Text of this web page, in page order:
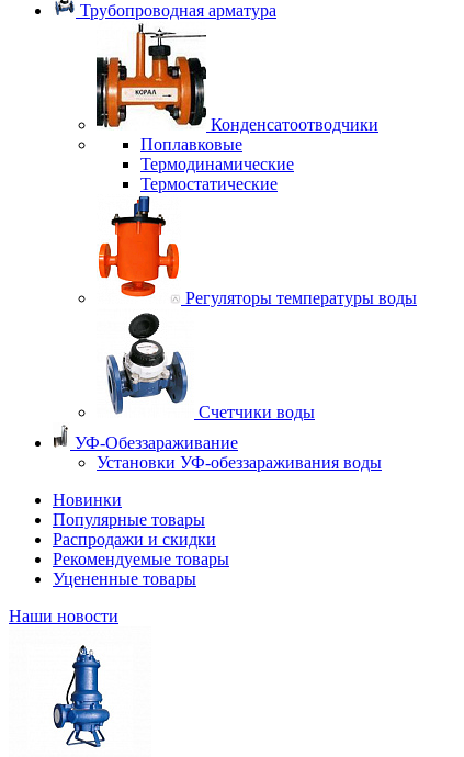
Трубопроводная арматура
Конденсатоотводчики
Поплавковые
Термодинамические
Термостатические
Регуляторы температуры воды
Счетчики воды
УФ-Обеззараживание
Установки УФ-обеззараживания воды
Новинки
Популярные товары
Распродажи и скидки
Рекомендуемые товары
Уцененные товары
Наши новости